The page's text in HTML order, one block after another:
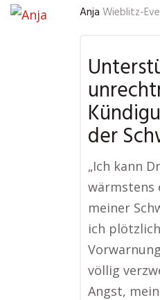
Anja Wieblitz-
der
„Ich kann
wärmstens
meiner
ich
völlig
Angst,